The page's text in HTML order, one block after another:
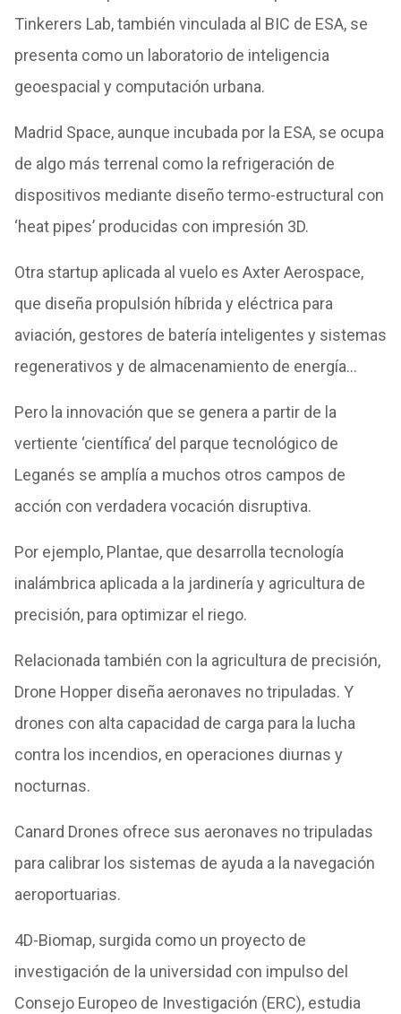
Tinkerers Lab, también vinculada al BIC de ESA, se
presenta como un laboratorio de inteligencia
geoespacial y computación urbana.
Madrid Space, aunque incubada por la ESA, se ocupa
de algo más terrenal como la refrigeración de
dispositivos mediante diseño termo-estructural con
‘heat pipes’ producidas con impresión 3D.
Otra startup aplicada al vuelo es Axter Aerospace,
que diseña propulsión híbrida y eléctrica para
aviación, gestores de batería inteligentes y sistemas
regenerativos y de almacenamiento de energía…
Pero la innovación que se genera a partir de la
vertiente ‘científica’ del parque tecnológico de
Leganés se amplía a muchos otros campos de
acción con verdadera vocación disruptiva.
Por ejemplo, Plantae, que desarrolla tecnología
inalámbrica aplicada a la jardinería y agricultura de
precisión, para optimizar el riego.
Relacionada también con la agricultura de precisión,
Drone Hopper diseña aeronaves no tripuladas. Y
drones con alta capacidad de carga para la lucha
contra los incendios, en operaciones diurnas y
nocturnas.
Canard Drones ofrece sus aeronaves no tripuladas
para calibrar los sistemas de ayuda a la navegación
aeroportuarias.
4D-Biomap, surgida como un proyecto de
investigación de la universidad con impulso del
Consejo Europeo de Investigación (ERC), estudia